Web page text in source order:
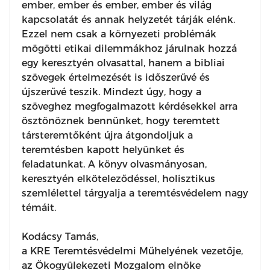
ember, ember és ember, ember és világ
kapcsolatát és annak helyzetét tárják elénk.
Ezzel nem csak a környezeti problémák
mögötti etikai dilemmákhoz járulnak hozzá
egy keresztyén olvasattal, hanem a bibliai
szövegek értelmezését is időszerűvé és
újszerűvé teszik. Mindezt úgy, hogy a
szöveghez megfogalmazott kérdésekkel arra
ösztönöznek bennünket, hogy teremtett
társteremtőként újra átgondoljuk a
teremtésben kapott helyünket és
feladatunkat. A könyv olvasmányosan,
keresztyén elköteleződéssel, holisztikus
szemlélettel tárgyalja a teremtésvédelem nagy
témáit.
Kodácsy Tamás,
a KRE Teremtésvédelmi Műhelyének vezetője,
az Ökogyülekezeti Mozgalom elnöke